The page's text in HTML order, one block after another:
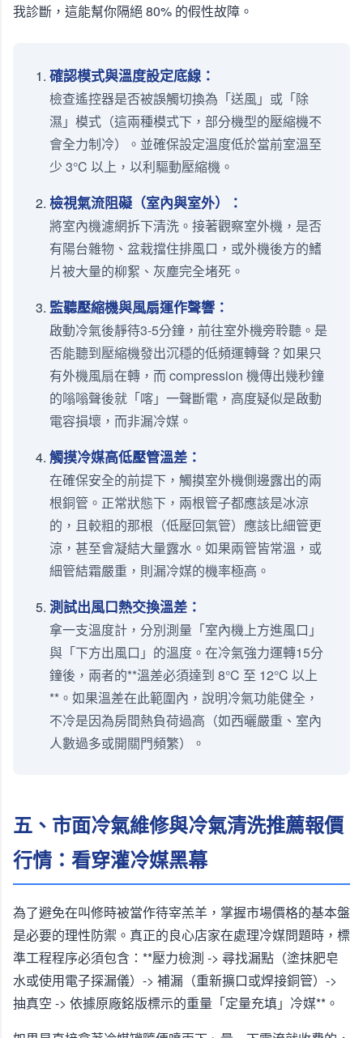
我診斷，這能幫你隔絕 80% 的假性故障。
確認模式與溫度設定底線：
檢查遙控器是否被誤觸切換為「送風」或「除
濕」模式（這兩種模式下，部分機型的壓縮機不
會全力制冷）。並確保設定溫度低於當前室溫至
少 3°C 以上，以利驅動壓縮機。
檢視氣流阻礙（室內與室外）：
將室內機濾網拆下清洗。接著觀察室外機，是否
有陽台雜物、盆栽擋住排風口，或外機後方的鰭
片被大量的柳絮、灰塵完全堵死。
監聽壓縮機與風扇運作聲響：
啟動冷氣後靜待3-5分鐘，前往室外機旁聆聽。是
否能聽到壓縮機發出沉穩的低頻運轉聲？如果只
有外機風扇在轉，而 compression 機傳出幾秒鐘
的嗡嗡聲後就「喀」一聲斷電，高度疑似是啟動
電容損壞，而非漏冷媒。
觸摸冷媒高低壓管溫差：
在確保安全的前提下，觸摸室外機側邊露出的兩
根銅管。正常狀態下，兩根管子都應該是冰涼
的，且較粗的那根（低壓回氣管）應該比細管更
涼，甚至會凝結大量露水。如果兩管皆常溫，或
細管結霜嚴重，則漏冷媒的機率極高。
測試出風口熱交換溫差：
拿一支溫度計，分別測量「室內機上方進風口」
與「下方出風口」的溫度。在冷氣強力運轉15分
鐘後，兩者的**溫差必須達到 8°C 至 12°C 以上
**。如果溫差在此範圍內，說明冷氣功能健全，
不冷是因為房間熱負荷過高（如西曬嚴重、室內
人數過多或開關門頻繁）。
五、市面冷氣維修與冷氣清洗推薦報價
行情：看穿灌冷媒黑幕
為了避免在叫修時被當作待宰羔羊，掌握市場價格的基本盤
是必要的理性防禦。真正的良心店家在處理冷媒問題時，標
準工程程序必須包含：**壓力檢測 -> 尋找漏點（塗抹肥皂
水或使用電子探漏儀）-> 補漏（重新擴口或焊接銅管）->
抽真空 -> 依據原廠銘版標示的重量「定量充填」冷媒**。